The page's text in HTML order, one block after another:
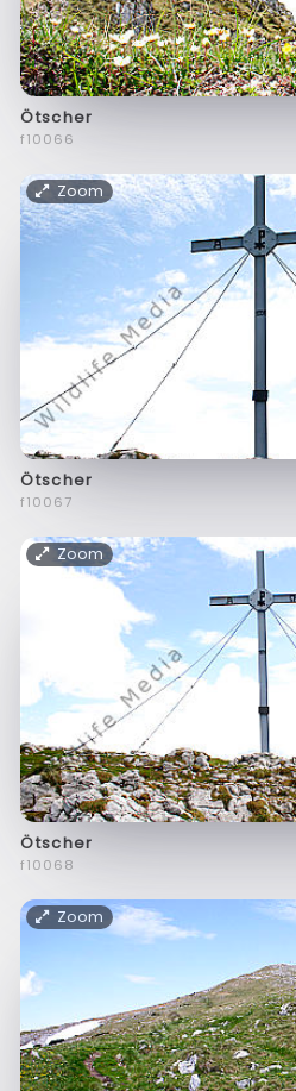
Ötscher
f10066
Zoom
Ötscher
f10067
Zoom
Ötscher
f10068
Zoom